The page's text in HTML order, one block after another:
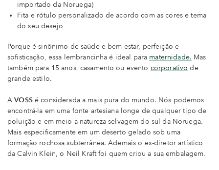
importado da Noruega)
Fita e rótulo personalizado de acordo com as cores e tema
do seu desejo
Porque é sinônimo de saúde e bem-estar, perfeição e
sofisticação, essa lembrancinha é ideal para maternidade. Mas
também para 15 anos, casamento ou evento corporativo de
grande estilo.
AVOSSé considerada a mais pura do mundo. Nós podemos
encontrá-la em uma fonte artesiana longe de qualquer tipo de
poluição e em meio a natureza selvagem do sul da Noruega.
Mais especificamente em um deserto gelado sob uma
formação rochosa subterrânea. Ademais o ex-diretor artístico
da Calvin Klein, o Neil Kraft foi quem criou a sua embalagem.